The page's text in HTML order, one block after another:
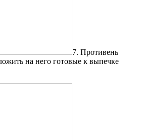
7. Противень
на него готовые к выпечке